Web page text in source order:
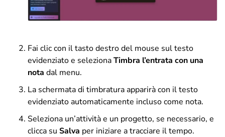
Fai clic con il tasto destro del mouse sul testo
evidenziato e selezionaTimbra l’entrata con una
nota dal menu.
La schermata di timbratura apparirà con il testo
evidenziato automaticamente incluso come nota.
Seleziona un’attività e un progetto, se necessario, e
clicca su Salva per iniziare a tracciare il tempo.